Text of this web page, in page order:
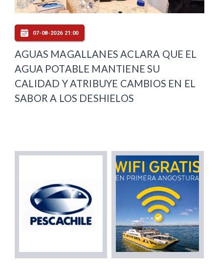
07-08-2026 21:00
AGUAS MAGALLANES ACLARA QUE EL
AGUA POTABLE MANTIENE SU
CALIDAD Y ATRIBUYE CAMBIOS EN EL
SABOR A LOS DESHIELOS